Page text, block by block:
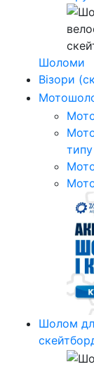
Шоломи
Візори
типу
Шолом